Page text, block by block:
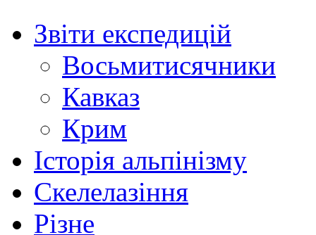
Звіти експедицій
Восьмитисячники
Кавказ
Крим
Історія альпінізму
Скелелазіння
Різне